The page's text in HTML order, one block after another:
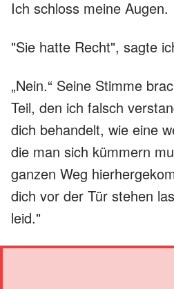
Ich schloss meine Augen.
"Sie hatte Recht", sagte
„Nein.“ Seine Stimme
Teil, den ich falsch
dich behandelt, wie eine
die man sich kümmern
ganzen Weg
dich vor der Tür stehen
leid."